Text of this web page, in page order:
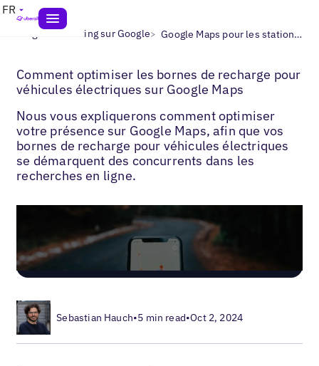
FR
Blogs> Marketing sur Google> Google Maps pour les stations de recharge pour véhicules électriques
Comment optimiser les bornes de recharge pour
véhicules électriques sur Google Maps
Nous vous expliquerons comment optimiser
votre présence sur Google Maps, afin que vos
bornes de recharge pour véhicules électriques
se démarquent des concurrents dans les
recherches en ligne.
Sebastian Hauch•5 min read•Oct 2, 2024